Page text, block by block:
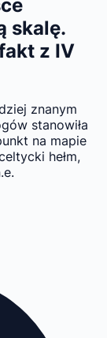
skalę.
z IV
znanym
stanowiła
na mapie
hełm,